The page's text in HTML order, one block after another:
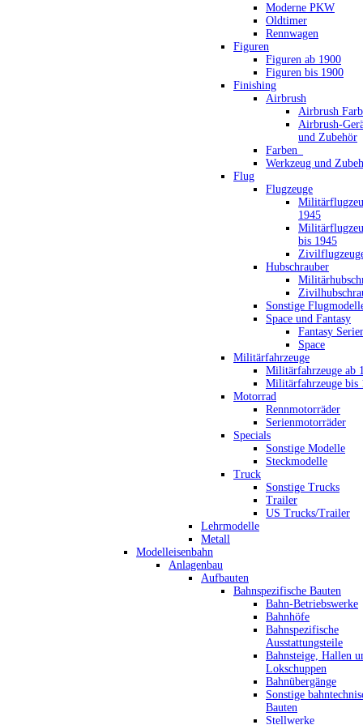
Moderne PKW
Oldtimer
Rennwagen
Figuren
Figuren ab 1900
Figuren bis 1900
Finishing
Airbrush
Airbrush
Airbrush-
und Zubehör
Farben_
Werkzeug und
Flug
Flugzeuge
1945
bis 1945
Hubschrauber
Sonstige
Space und Fantasy
Fantasy
Space
Militärfahrzeuge
Militärfahrzeuge ab
Militärfahrzeuge bis
Motorrad
Rennmotorräder
Serienmotorräder
Specials
Sonstige Modelle
Steckmodelle
Truck
Sonstige Trucks
Trailer
US Trucks/Trailer
Lehrmodelle
Metall
Modelleisenbahn
Anlagenbau
Aufbauten
Bahnspezifische Bauten
Bahn-Betriebswerke
Bahnhöfe
Bahnspezifische
Ausstattungsteile
Bahnsteige, Hallen
Lokschuppen
Bahnübergänge
Sonstige
Bauten
Stellwerke